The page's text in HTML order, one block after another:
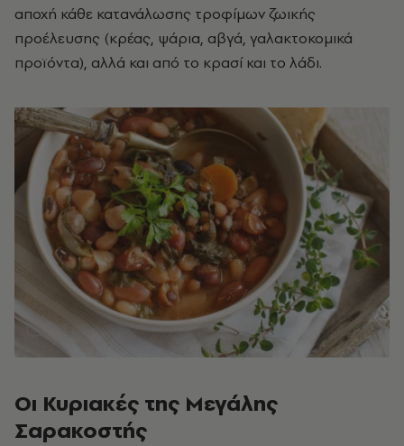
αποχή κάθε κατανάλωσης τροφίμων ζωικής
προέλευσης (κρέας, ψάρια, αβγά, γαλακτοκομικά
προϊόντα), αλλά και από το κρασί και το λάδι.
Οι Κυριακές της Μεγάλης
Σαρακοστής